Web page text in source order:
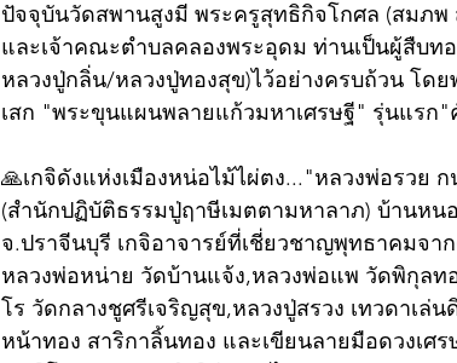
ปัจจุบันวัดสพานสูงมี พระครูสุทธิกิจโกศล (สมภพ
และเจ้าคณะตำบลคลองพระอุดม ท่านเป็นผู้สืบท
หลวงปู่กลิ่น/หลวงปู่ทองสุข)ไว้อย่างครบถ้วน โดย
เสก "พระขุนแผนพลายแก้วมหาเศรษฐี" รุ่นแรก
🙏เกจิดังแห่งเมืองหน่อไม้ไผ่ตง..."หลวงพ่อรว
(สำนักปฏิบัติธรรมปู่ฤาษีเมตตามหาลาภ) บ้านหน
จ.ปราจีนบุรี เกจิอาจารย์ที่เชี่ยวชาญพุทธาคมจา
หลวงพ่อหน่าย วัดบ้านแจ้ง,หลวงพ่อแพ วัดพิกุลท
โร วัดกลางชูศรีเจริญสุข,หลวงปู่สรวง เทวดาเล่
หน้าทอง สาริกาลิ้นทอง และเขียนลายมือดวงเ